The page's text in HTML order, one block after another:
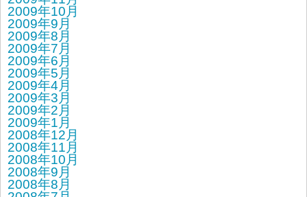
2009年10月
2009年9月
2009年8月
2009年7月
2009年6月
2009年5月
2009年4月
2009年3月
2009年2月
2009年1月
2008年12月
2008年11月
2008年10月
2008年9月
2008年8月